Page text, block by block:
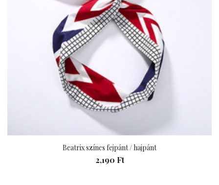
Beatrix színes fejpánt / hajpánt
2,190 Ft